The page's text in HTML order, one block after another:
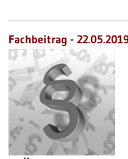
Fachbeitrag -